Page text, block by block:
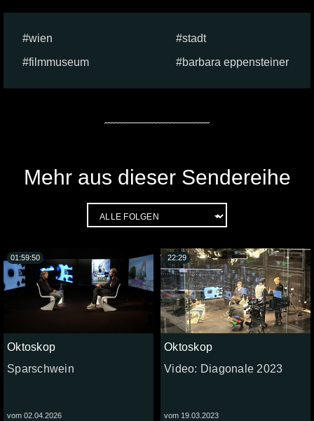
wien
stadt
filmmuseum
barbara eppensteiner
Mehr aus dieser Sendereihe
Oktoskop
Sparschwein
vom 02.04.2026
01:59:50
Oktoskop
Video: Diagonale 2023
vom 19.03.2023
22:29